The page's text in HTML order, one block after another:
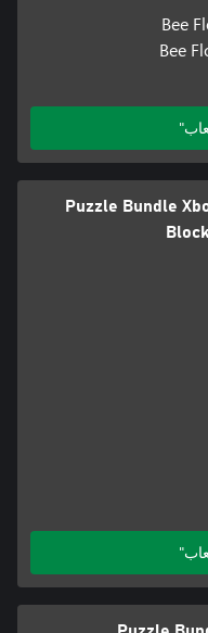
Bee
Bee
Puzzle Bundle